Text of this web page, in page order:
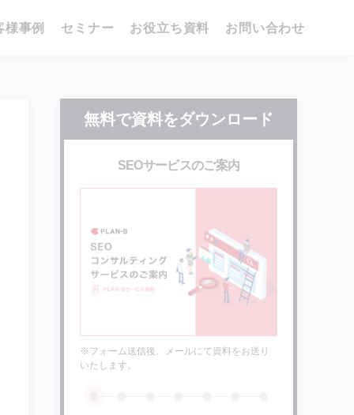
様事例 セミナー お役立ち資料 お問い合わせ
無料で資料をダウンロード
SEOサービスのご案内
※フォーム送信後、メールにて資料をお送り
いたします。